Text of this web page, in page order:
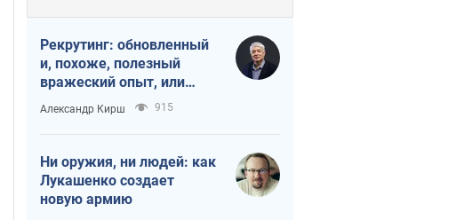
Рекрутинг: обновленный
и, похоже, полезный
вражеский опыт, или
Диалектика
требовательной трусости
Александр Кирш 915
Ни оружия, ни людей: как
Лукашенко создает
новую армию